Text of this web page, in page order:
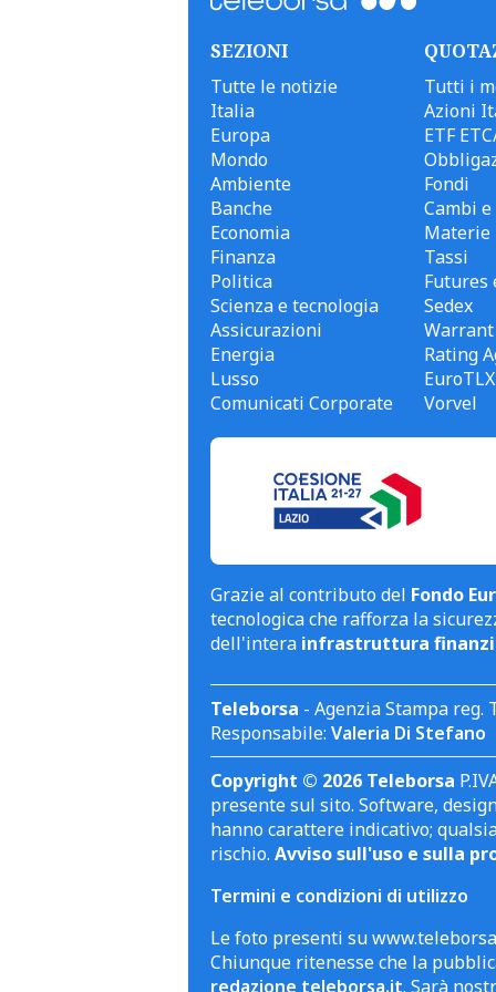
SEZIONI
Tutte le notizie
Italia
Europa
Mondo
Ambiente
Banche
Economia
Finanza
Politica
Scienza e tecnologia
Assicurazioni
Energia
Lusso
Comunicati Corporate
Tutti i
Azioni
ETF
Fondi
Cambi
Materie
Tassi
Futures
Sedex
Warrant
Rating
EuroTLX
Vorvel
Grazie al contributo del Fondo
tecnologica che rafforza la
dell'intera infrastruttura
Teleborsa - Agenzia Stampa
Responsabile: Valeria Di Stefano
Copyright © 2026 Teleborsa
presente sul sito. Software,
hanno carattere indicativo;
rischio. Avviso sull'uso e sulla
Termini e condizioni di utilizzo
Le foto presenti su
Chiunque ritenesse che la
redazione teleborsa.it. Sarà